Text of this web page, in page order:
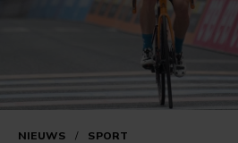
NIEUWS / SPORT